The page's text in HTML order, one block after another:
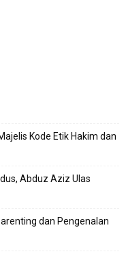
Kode Etik Hakim dan
Abduz Aziz Ulas
dan Pengenalan